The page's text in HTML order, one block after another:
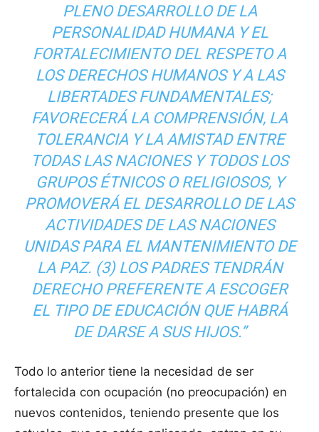
PLENO DESARROLLO DE LA
PERSONALIDAD HUMANAY EL
FORTALECIMIENTO DEL RESPETO A
LOS DERECHOS HUMANOS Y A LAS
LIBERTADES FUNDAMENTALES;
FAVORECERÁ LA COMPRENSIÓN, LA
TOLERANCIA Y LA AMISTAD ENTRE
TODAS LAS NACIONES Y TODOS LOS
GRUPOS ÉTNICOS O RELIGIOSOS, Y
PROMOVERÁ EL DESARROLLO DE LAS
ACTIVIDADES DE LAS NACIONES
UNIDAS PARA EL MANTENIMIENTO DE
LA PAZ. (3) LOS PADRES TENDRÁN
DERECHO PREFERENTE A ESCOGER
EL TIPO DE EDUCACIÓN QUE HABRÁ
DE DARSE A SUS HIJOS.”
Todo lo anterior tiene la necesidad de ser
fortalecida con ocupación (no preocupación) en
nuevos contenidos, teniendo presente que los